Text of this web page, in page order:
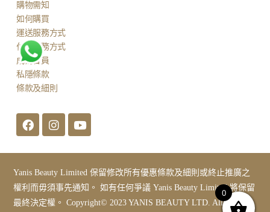
購物需知
如何購買
運送服務方式
付款服務方式
成為會員
私隱條款
條款及細則
Yanis Beauty Limited 保留修改所有優惠條款及細則或終止推廣之
權利而毋須事先通知。 如有任何爭議 Yanis Beauty Limited 將保留
最終決定權。 Copyright© 2023 YANIS BEAUTY LTD. All Rights
0